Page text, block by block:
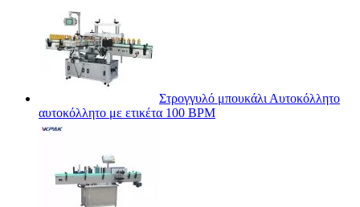
Στρογγυλό μπουκάλι Αυτοκόλλητο
αυτοκόλλητο με ετικέτα 100 BPM